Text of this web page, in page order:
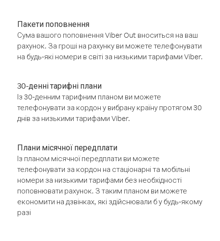
Пакети поповнення
Сума вашого поповнення Viber Out вноситься на ваш
рахунок. За гроші на рахунку ви можете телефонувати
на будь-які номери в світі за низькими тарифами Viber.
30-денні тарифні плани
Із 30-денним тарифним планом ви можете
телефонувати за кордон у вибрану країну протягом 30
днів за низькими тарифами Viber.
Плани місячної передплати
Із планом місячної передплати ви можете
телефонувати за кордон на стаціонарні та мобільні
номери за низькими тарифами без необхідності
поповнювати рахунок. З таким планом ви можете
економити на дзвінках, які здійснювали б у будь-якому
разі